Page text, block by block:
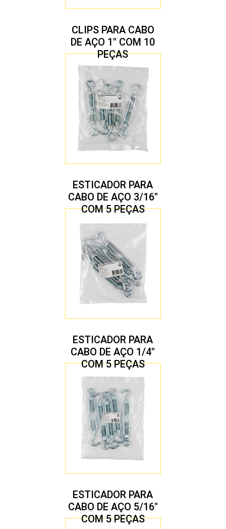
CLIPS PARA CABO
DE AÇO 1″ COM 10
PEÇAS
ESTICADOR PARA
CABO DE AÇO 3/16″
COM 5 PEÇAS
ESTICADOR PARA
CABO DE AÇO 1/4″
COM 5 PEÇAS
ESTICADOR PARA
CABO DE AÇO 5/16″
COM 5 PEÇAS